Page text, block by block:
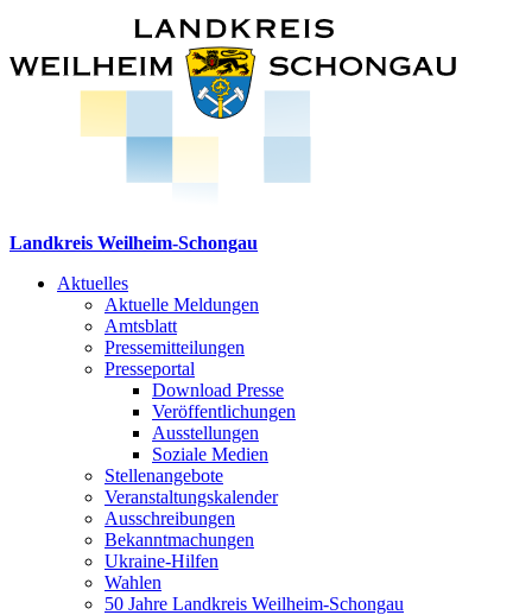
Landkreis Weilheim-Schongau
Aktuelles
Aktuelle Meldungen
Amtsblatt
Pressemitteilungen
Presseportal
Download Presse
Veröffentlichungen
Ausstellungen
Soziale Medien
Stellenangebote
Veranstaltungskalender
Ausschreibungen
Bekanntmachungen
Ukraine-Hilfen
Wahlen
50 Jahre Landkreis Weilheim-Schongau